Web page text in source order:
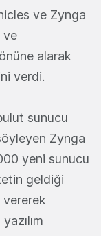
ve Zynga
ve
alarak
verdi.
sunucu
Zynga
yeni sunucu
geldiği
vererek